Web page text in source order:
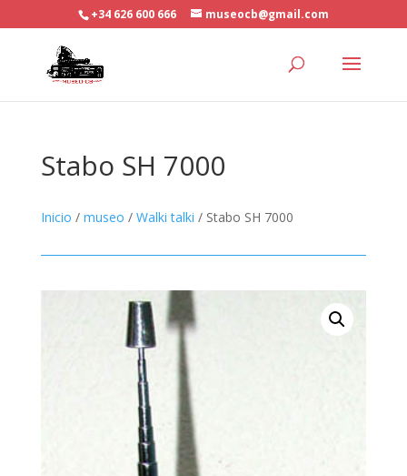
+34 626 600 666 museocb@gmail.com
Stabo SH 7000
Inicio / museo / Walki talki / Stabo SH 7000